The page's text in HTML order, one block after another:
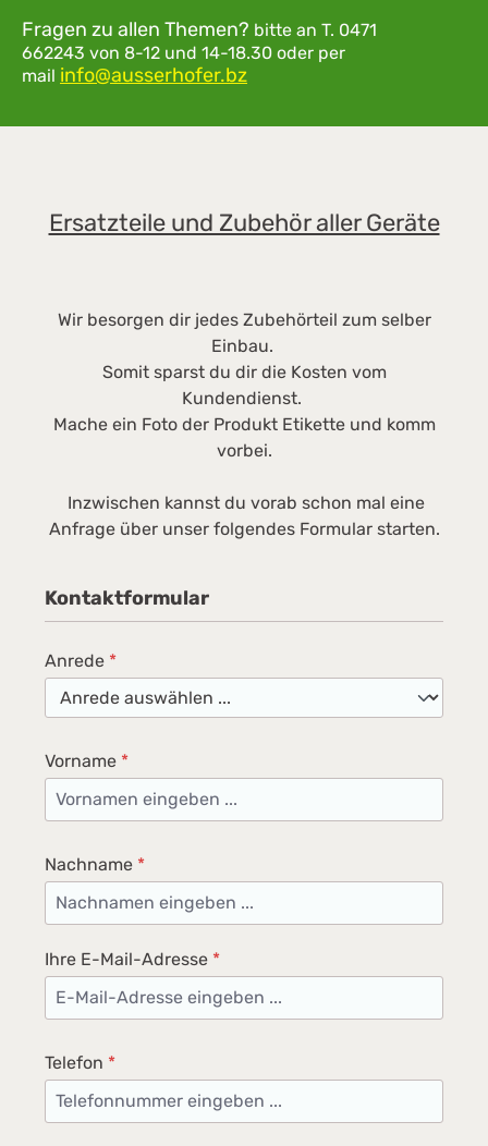
separiert. Der Grobschmutz landet im
transparenten Staubbehälter, der Feinstaub im
separaten Behälter mit Feinstaubfilter.
Luftdurchsatz des GORE CleanStream
mit vier um 360 Grad drehbaren Lenkrollen
in alle Richtungen. • Entfernt zuverlässig Haare
und Fusseln dank Turbobürste • Besonders
effizient und gründlich durch AirTeQ-
Bodendüse • Maximale Lufthygiene durch
HEPA Lifetime Filter • Kraftvolle
Reinigungsleistung durch Vortex Technologie –
Vertriebsgesellschaft Deutschland KG Carl-
Miele-Straße 29 33332 Gütersloh Postfach
33325 Gütersloh Telefon 05241 89-0 E-Mail:
Fragen zu allen Themen? bitte an T. 0471
662243 von 8-12 und 14-18.30 oder per
mail info@ausserhofer.bz
Ersatzteile und Zubehör aller Geräte
Wir besorgen dir jedes Zubehörteil zum selber
Einbau.
Somit sparst du dir die Kosten vom
Kundendienst.
Mache ein Foto der Produkt Etikette und komm
vorbei.
Inzwischen kannst du vorab schon mal eine
Anfrage über unser folgendes Formular starten.
Kontaktformular
Anrede *
Vorname *
Nachname *
Ihre E-Mail-Adresse *
Telefon *